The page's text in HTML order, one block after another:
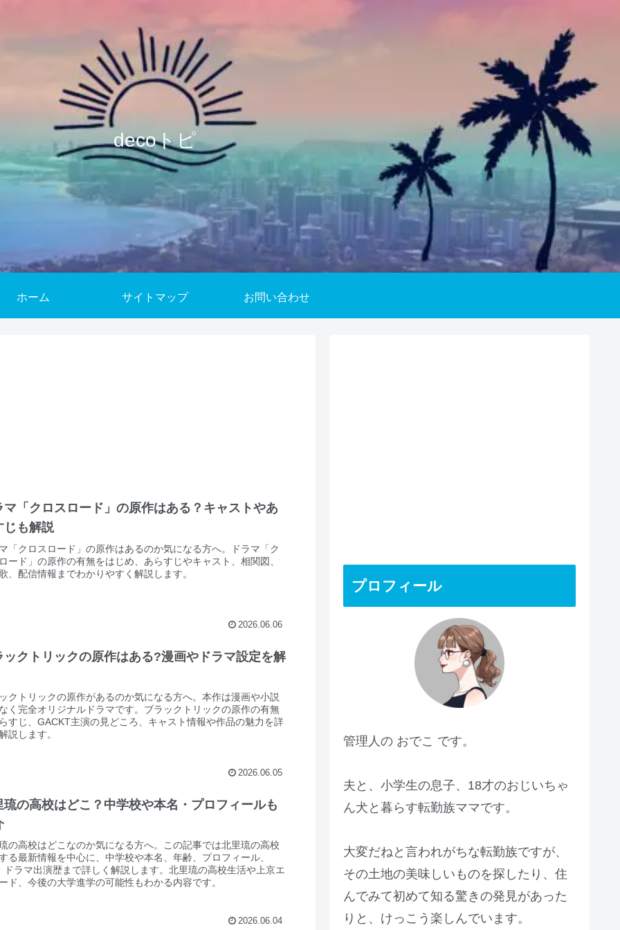
decoトピ
ホーム サイトマップ お問い合わせ
マ「クロスロード」の原作はある？キャストやあ
じも解説
「クロスロード」の原作はあるのか気になる方へ。ドラマ「ク
ード」の原作の有無をはじめ、あらすじやキャスト、相関図、
、配信情報までわかりやすく解説します。
2026.06.06
ックトリックの原作はある?漫画やドラマ設定を解
クトリックの原作があるのか気になる方へ。本作は漫画や小説
く完全オリジナルドラマです。ブラックトリックの原作の有無
すじ、GACKT主演の見どころ、キャスト情報や作品の魅力を詳
説します。
2026.06.05
琉の高校はどこ？中学校や本名・プロフィールも
の高校はどこなのか気になる方へ。この記事では北里琉の高校
る最新情報を中心に、中学校や本名、年齢、プロフィール、
ドラマ出演歴まで詳しく解説します。北里琉の高校生活や上京エ
ド、今後の大学進学の可能性もわかる内容です。
2026.06.04
プロフィール
管理人の おでこ です。
夫と、小学生の息子、18才のおじいちゃ
ん犬と暮らす転勤族ママです。
大変だねと言われがちな転勤族ですが、
その土地の美味しいものを探したり、住
んでみて初めて知る驚きの発見があった
りと、けっこう楽しんでいます。